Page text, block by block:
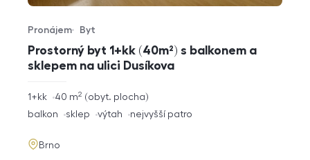
Prostorný byt 1+kk (40m²) s balkonem a
sklepem na ulici Dusíkova
Typ nabídky
Pronájem
Typ nemovitosti
Byt
rozměry
1+kk obyt. plocha
40 m2
funkce
balkon sklep výtah nejvyšší patro
adresa
Brno